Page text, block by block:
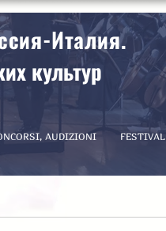
Италия.
культур
AUDIZIONI FESTIVAL